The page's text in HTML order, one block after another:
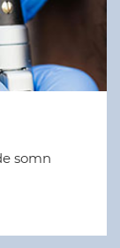
somn